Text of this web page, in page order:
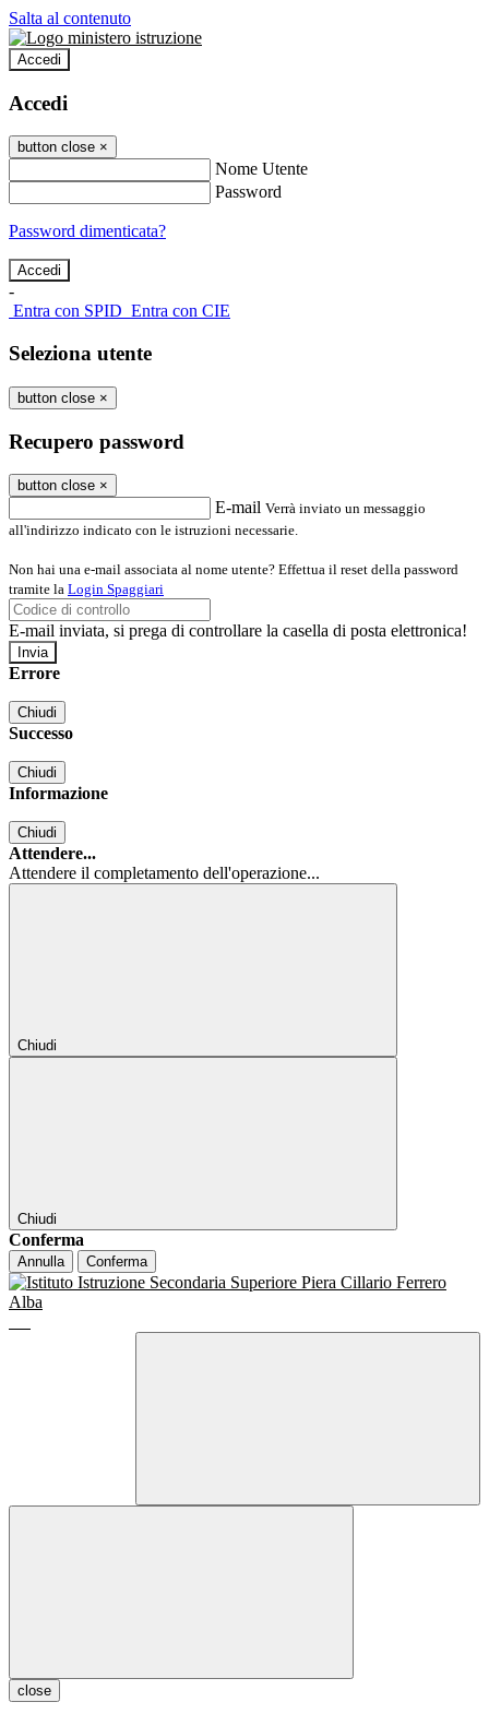
Salta al contenuto
Accedi
Accedi
button close ×
Nome Utente
Password
Password dimenticata?
-
Entra con SPID Entra con CIE
Seleziona utente
button close ×
Recupero password
button close ×
E-mail Verrà inviato un messaggio
all'indirizzo indicato con le istruzioni necessarie.
Non hai una e-mail associata al nome utente? Effettua il reset della password
tramite la Login Spaggiari
E-mail inviata, si prega di controllare la casella di posta elettronica!
Errore
Chiudi
Successo
Chiudi
Informazione
Chiudi
Attendere...
Attendere il completamento dell'operazione...
Chiudi
Chiudi
Conferma
Annulla Conferma
close